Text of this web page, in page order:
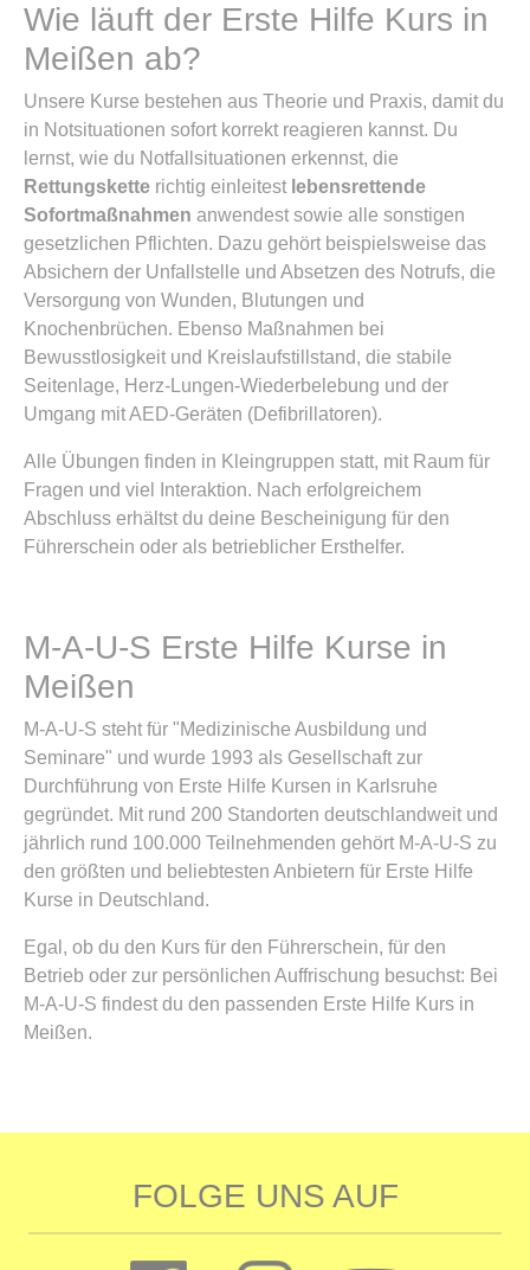
Wie läuft der Erste Hilfe Kurs in
Meißen ab?
Unsere Kurse bestehen aus Theorie und Praxis, damit du
in Notsituationen sofort korrekt reagieren kannst. Du
lernst, wie du Notfallsituationen erkennst, die
Rettungskette richtig einleitest lebensrettende
Sofortmaßnahmen anwendest sowie alle sonstigen
gesetzlichen Pflichten. Dazu gehört beispielsweise das
Absichern der Unfallstelle und Absetzen des Notrufs, die
Versorgung von Wunden, Blutungen und
Knochenbrüchen. Ebenso Maßnahmen bei
Bewusstlosigkeit und Kreislaufstillstand, die stabile
Seitenlage, Herz-Lungen-Wiederbelebung und der
Umgang mit AED-Geräten (Defibrillatoren).
Alle Übungen finden in Kleingruppen statt, mit Raum für
Fragen und viel Interaktion. Nach erfolgreichem
Abschluss erhältst du deine Bescheinigung für den
Führerschein oder als betrieblicher Ersthelfer.
M-A-U-S Erste Hilfe Kurse in
Meißen
M-A-U-S steht für "Medizinische Ausbildung und
Seminare" und wurde 1993 als Gesellschaft zur
Durchführung von Erste Hilfe Kursen in Karlsruhe
gegründet. Mit rund 200 Standorten deutschlandweit und
jährlich rund 100.000 Teilnehmenden gehört M-A-U-S zu
den größten und beliebtesten Anbietern für Erste Hilfe
Kurse in Deutschland.
Egal, ob du den Kurs für den Führerschein, für den
Betrieb oder zur persönlichen Auffrischung besuchst: Bei
M-A-U-S findest du den passenden Erste Hilfe Kurs in
Meißen.
FOLGE UNS AUF